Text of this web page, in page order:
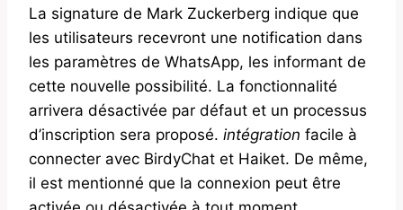
La signature de Mark Zuckerberg indique que
les utilisateurs recevront une notification dans
les paramètres de WhatsApp, les informant de
cette nouvelle possibilité. La fonctionnalité
arrivera désactivée par défaut et un processus
d’inscription sera proposé. intégration facile à
connecter avec BirdyChat et Haiket. De même,
il est mentionné que la connexion peut être